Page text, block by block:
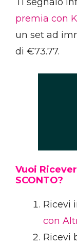
premia con
un set ad
di €73.77.
Vuoi
SCONTO?
Ricevi
con
Ricevi